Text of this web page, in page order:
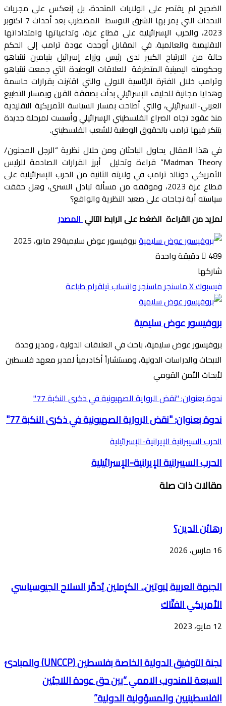
الضجيج لم يقتصر على الولايات المتحدة، بل إنعكس على مجريات
الاحداث التي يمر بها الشرق الاوسط المضطرب بعد أحداث 7 اكتوبر
2023، والحرب الإسرائيلية على قطاع غزة، وتداعياتها وامتداداتها
الاقليمية والعالمية. في المقابل أوجدت عودة ترامب إلى الحكم
حالة من الارتياح الكبير لدى رئيس وزراء إسرائيل بنيامين نتنياهو
وحكومته اليمينية المتطرفة للعلاقات الوطيدة التي جمعت نتنياهو
وترامب خلال الفترة الرئاسية الاولى والتي اقترنت بقرارات حاسمة
وهدايا مجانية للحليف الإسرائيلي بدأت بصفقة القرن وبمسار التطبيع
العربي-الاسرائيلي، والتي أطاحت بمسار السياسة الأمريكية التقليدية
منذ عقود تجاه الصراع الفلسطيني الإسرائيلي وأسست لمرحلة جديدة
يتنكر فيها ترامب بالحقوق الوطنية للشعب الفلسطيني.
في هذا المقال يحاول الباحثان ومن خلال نظرية “الرجل المجنون/
Madman Theory” قراءة وتحليل أبرز القرارات الصادمة للرئيس
الأمريكي دونالد ترامب في ولايته الثانية من الحرب الإسرائيلية على
قطاع غزة 2023، وموقفه من مسألة تبادل الاسرى، وهل حققت
سياسته أية نجاحات على صعيد النظرية والواقع؟
لمزيد من القراءة الضغط على الرابط التاليالمصدر
بروفيسور عوض سليمية29 مايو، 2025
489
دقيقة واحدة
شاركها
فيسبوك‫Xماسنجرماسنجرواتسابتيلقرامطباعة
بروفيسور عوض سليمية
بروفيسور عوض سليمية، باحث في العلاقات الدولية ، ومدير وحدة
الابحاث والدراسات الدولية، ومستشاراً أكاديميأ لمدير معهد فلسطين
لأبحاث الأمن القومي
ندوة بعنوان: "نقض الرواية الصهيونية في ذكرى النكبة 77"
ندوة بعنوان: "نقض الرواية الصهيونية في ذكرى النكبة 77"
الحرب السيبرانية الإيرانية-الإسرائيلية
الحرب السيبرانية الإيرانية-الإسرائيلية
مقالات ذات صلة
رهائن الدين؟
16 مارس، 2026
الجبهة العربية لِبوتين.. الكرِملين يُدمِّر السلاح الجيوسياسي
الأمريكي الفتّاك
12 مايو، 2023
لجنة التوفيق الدولية الخاصة بفلسطين (UNCCP) والمبادئ
السبعة للمندوب الاممي “بين حق عودة اللاجئين
الفلسطينيين والمسؤولية الدولية”